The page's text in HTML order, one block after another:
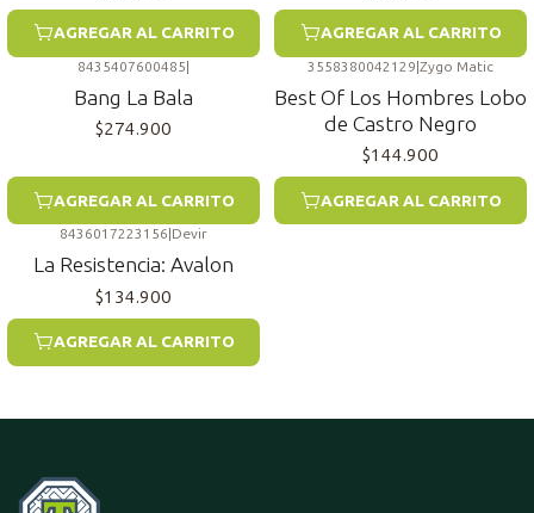
AGREGAR AL CARRITO AGREGAR AL CARRITO
8435407600485|
Bang La Bala
$274.900
AGREGAR AL CARRITO
3558380042129|Zygo Matic
Best Of Los Hombres Lobo
de Castro Negro
$144.900
AGREGAR AL CARRITO
8436017223156 Devir
La Resistencia: Avalon
$134.900
AGREGAR AL CARRITO